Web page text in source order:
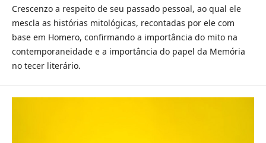
Crescenzo a respeito de seu passado pessoal, ao qual ele
mescla as histórias mitológicas, recontadas por ele com
base em Homero, confirmando a importância do mito na
contemporaneidade e a importância do papel da Memória
no tecer literário.